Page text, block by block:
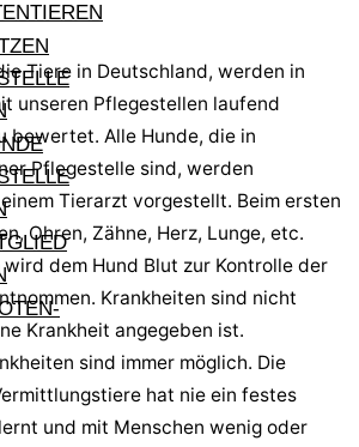
Tiere in Deutschland, werden in
unseren Pflegestellen laufend
bewertet. Alle Hunde, die in
Pflegestelle sind, werden
einem Tierarzt vorgestellt. Beim ersten
Ohren, Zähne, Herz, Lunge, etc.
wird dem Hund Blut zur Kontrolle der
Krankheiten sind nicht
Krankheit angegeben ist.
sind immer möglich. Die
hat nie ein festes
und mit Menschen wenig oder